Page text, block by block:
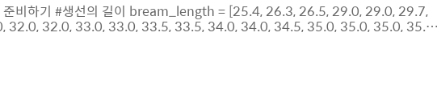
준비하기 #생선의 길이 bream_length = [25.4, 26.3, 26.5, 29.0, 29.0, 29.7,
32.0, 33.0, 33.0, 33.5, 33.5, 34.0, 34.0, 34.5, 35.0, 35.0, 35.0, 35.0,
생선의 무게 bream_weight = [242.0, 290.0, 340.0, 363.0, 430.0, 450.0,
340.0, 600.0, 60..